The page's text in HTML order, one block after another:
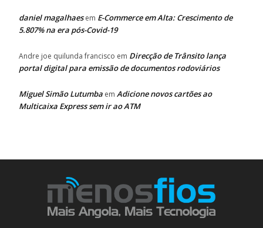
daniel magalhaesem E-Commerce em Alta: Crescimento de
5.807% na era pós-Covid-19
Andre joe quilunda francisco em Direcção de Trânsito lança
portal digital para emissão de documentos rodoviários
Miguel Simão Lutumba em Adicione novos cartões ao
Multicaixa Express sem ir ao ATM